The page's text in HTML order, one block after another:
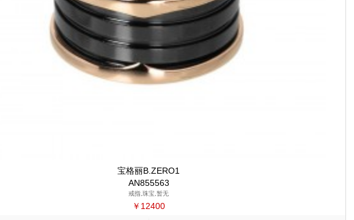
宝格丽B.ZERO1
AN855563
戒指,珠宝,暂无
￥12400